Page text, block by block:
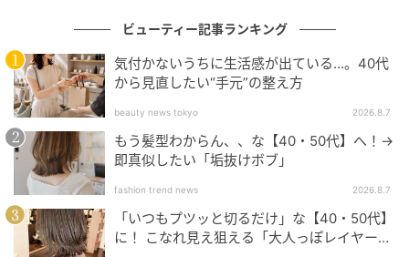
キス リップアーマー 01／KISSME（伊勢半） 「唇をジ
ェル膜でコートする世界初の成分アプローチを採用し
ていて、落ちない！ 透けるカラーもやりすぎ感がなく
て絶妙です」（ちゃりこさん・ビューティインフルエ
ンサー）
ビューティー記事ランキング
気付かないうちに生活感が出ている…。40代
から見直したい“手元”の整え方
beauty news tokyo 2026.8.7
もう髪型わからん、、な【40・50代】へ！→
即真似したい「垢抜けボブ」
fashion trend news 2026.8.7
「いつもプツッと切るだけ」な【40・50代】
に！ こなれ見え狙える「大人っぽレイヤーヘ